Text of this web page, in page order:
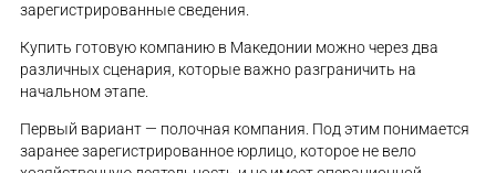
зарегистрированные сведения.
Купить готовую компанию в Македонии можно через два
различных сценария, которые важно разграничить на
начальном этапе.
Первый вариант — полочная компания. Под этим понимается
заранее зарегистрированное юрлицо, которое не вело